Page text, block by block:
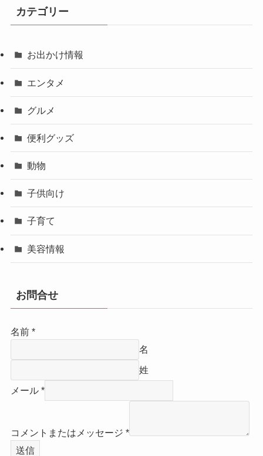
カテゴリー
お出かけ情報
エンタメ
グルメ
便利グッズ
動物
子供向け
子育て
美容情報
お問合せ
名前 *
名
姓
メール *
コメントまたはメッセージ *
送信